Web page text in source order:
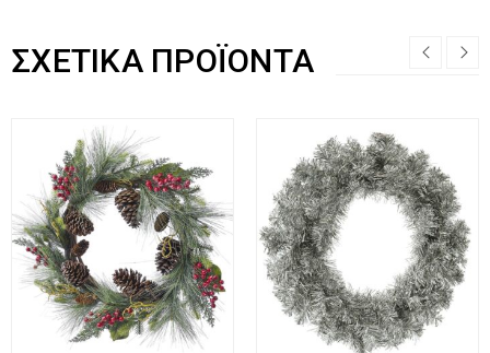
ΣΧΕΤΙΚΆ ΠΡΟΪΌΝΤΑ